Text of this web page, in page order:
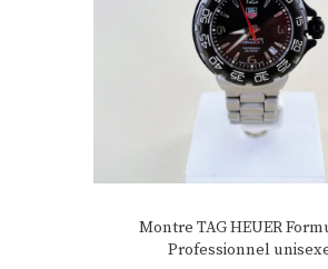
Montre TAG HEUER
Professionnel